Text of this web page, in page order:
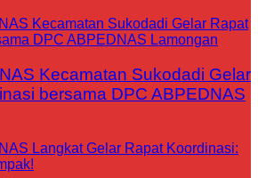
Kecamatan Sukodadi Gelar
bersama DPC ABPEDNAS